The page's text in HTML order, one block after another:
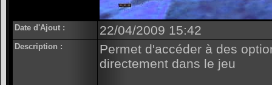
Date d'Ajout : 22/04/2009 15:42
Description :
Permet d'accéder à des
directement dans le jeu